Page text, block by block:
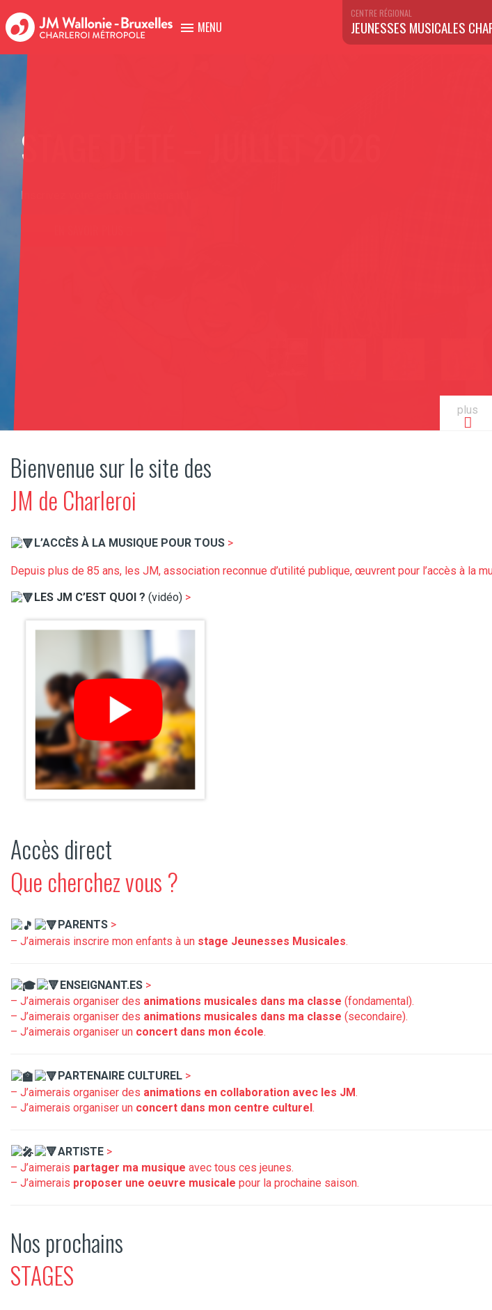
MENU
CENTRE RÉGIONAL
JEUNESSES MUSICALES
CATALOGUE 2026-2027 – MATERNEL
Réservez vos ateliers maintenant !
plus
Bienvenue sur le site des
JM de Charleroi
​L’ACCÈS À LA MUSIQUE POUR TOUS >
Depuis plus de 85 ans, les JM, association reconnue d’utilité publique, œuvrent pour l’accès à la
LES JM C’EST QUOI ? (vidéo) >
Accès direct
Que cherchez vous ?
​PARENTS >
– J’aimerais inscrire mon enfants à un stage Jeunesses Musicales.
​ENSEIGNANT.ES >
– J’aimerais organiser des animations musicales dans ma classe (fondamental).
– J’aimerais organiser des animations musicales dans ma classe (secondaire).
– J’aimerais organiser un concert dans mon école.
​PARTENAIRE CULTUREL >
– J’aimerais organiser des animations en collaboration avec les JM.
– J’aimerais organiser un concert dans mon centre culturel.
​ARTISTE >
– J’aimerais partager ma musique avec tous ces jeunes.
– J’aimerais proposer une oeuvre musicale pour la prochaine saison.
Nos prochains
STAGES